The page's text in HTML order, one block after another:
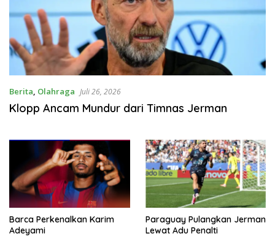
Berita, Olahraga Juli 26, 2026
Klopp Ancam Mundur dari Timnas Jerman
Barca Perkenalkan Karim
Adeyami
Paraguay Pulangkan Jerman
Lewat Adu Penalti